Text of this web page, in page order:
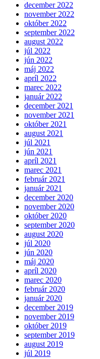
december 2022
november 2022
október 2022
september 2022
august 2022
júl 2022
jún 2022
máj 2022
apríl 2022
marec 2022
január 2022
december 2021
november 2021
október 2021
august 2021
júl 2021
jún 2021
apríl 2021
marec 2021
február 2021
január 2021
december 2020
november 2020
október 2020
september 2020
august 2020
júl 2020
jún 2020
máj 2020
apríl 2020
marec 2020
február 2020
január 2020
december 2019
november 2019
október 2019
september 2019
august 2019
júl 2019